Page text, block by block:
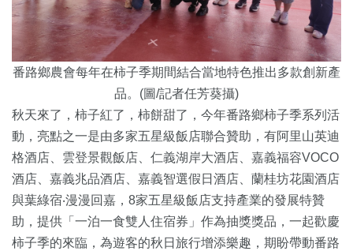
番路鄉農會每年在柿子季期間結合當地特色推出多款創新產
品。(圖/記者任芳葵攝)
秋天來了，柿子紅了，柿餅甜了，今年番路鄉柿子季系列活
動，亮點之一是由多家五星級飯店聯合贊助，有阿里山英迪
格酒店、雲登景觀飯店、仁義湖岸大酒店、嘉義福容VOCO
酒店、嘉義兆品酒店、嘉義智選假日酒店、蘭桂坊花園酒店
與葉綠宿‧漫漫回嘉，8家五星級飯店支持產業的發展特贊
助，提供「一泊一食雙人住宿券」作為抽獎獎品，一起歡慶
柿子季的來臨，為遊客的秋日旅行增添樂趣，期盼帶動番路